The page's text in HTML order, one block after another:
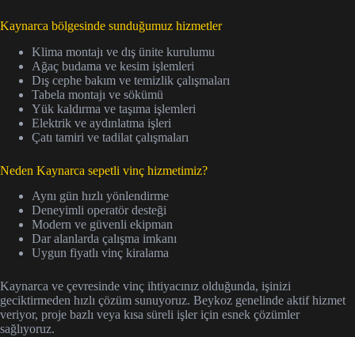
Kaynarca bölgesinde sunduğumuz hizmetler
Klima montajı ve dış ünite kurulumu
Ağaç budama ve kesim işlemleri
Dış cephe bakım ve temizlik çalışmaları
Tabela montajı ve sökümü
Yük kaldırma ve taşıma işlemleri
Elektrik ve aydınlatma işleri
Çatı tamiri ve tadilat çalışmaları
Neden Kaynarca sepetli vinç hizmetimiz?
Aynı gün hızlı yönlendirme
Deneyimli operatör desteği
Modern ve güvenli ekipman
Dar alanlarda çalışma imkanı
Uygun fiyatlı vinç kiralama
Kaynarca ve çevresinde vinç ihtiyacınız olduğunda, işinizi
geciktirmeden hızlı çözüm sunuyoruz. Beykoz genelinde aktif hizmet
veriyor, proje bazlı veya kısa süreli işler için esnek çözümler
sağlıyoruz.